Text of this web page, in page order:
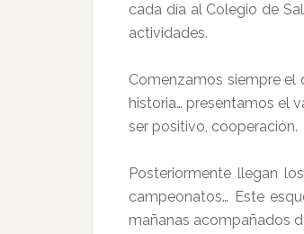
cada día al Colegio de
actividades.
Comenzamos siempre el
historia… presentamos el
ser positivo, cooperación.
Posteriormente llegan
campeonatos… Este
mañanas acompañados